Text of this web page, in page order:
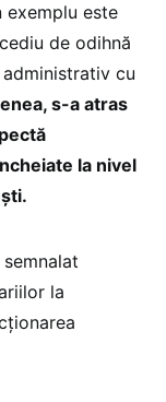
exemplu este
de odihnă
cu
s-a atras
la nivel
la